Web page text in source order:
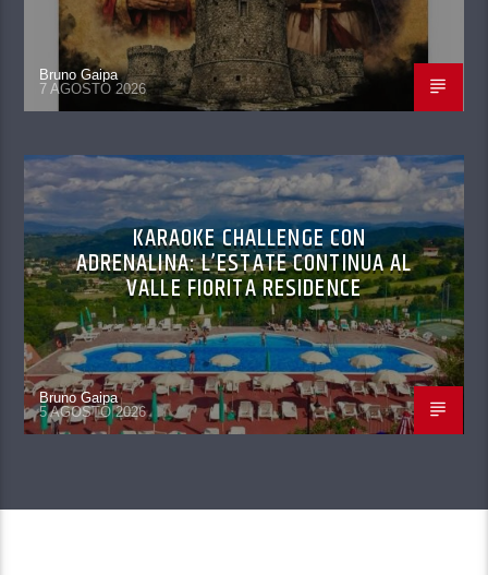
Bruno Gaipa
7 AGOSTO 2026
KARAOKE CHALLENGE CON
ADRENALINA: L’ESTATE CONTINUA AL
VALLE FIORITA RESIDENCE
Bruno Gaipa
5 AGOSTO 2026